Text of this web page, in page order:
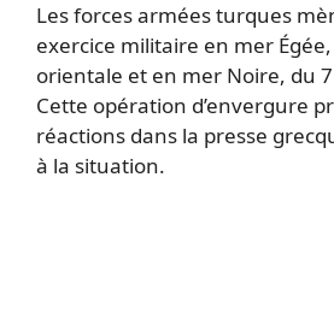
Les forces armées turques
exercice militaire en mer
orientale et en mer Noire, du
Cette opération d’envergure
réactions dans la presse
à la situation.